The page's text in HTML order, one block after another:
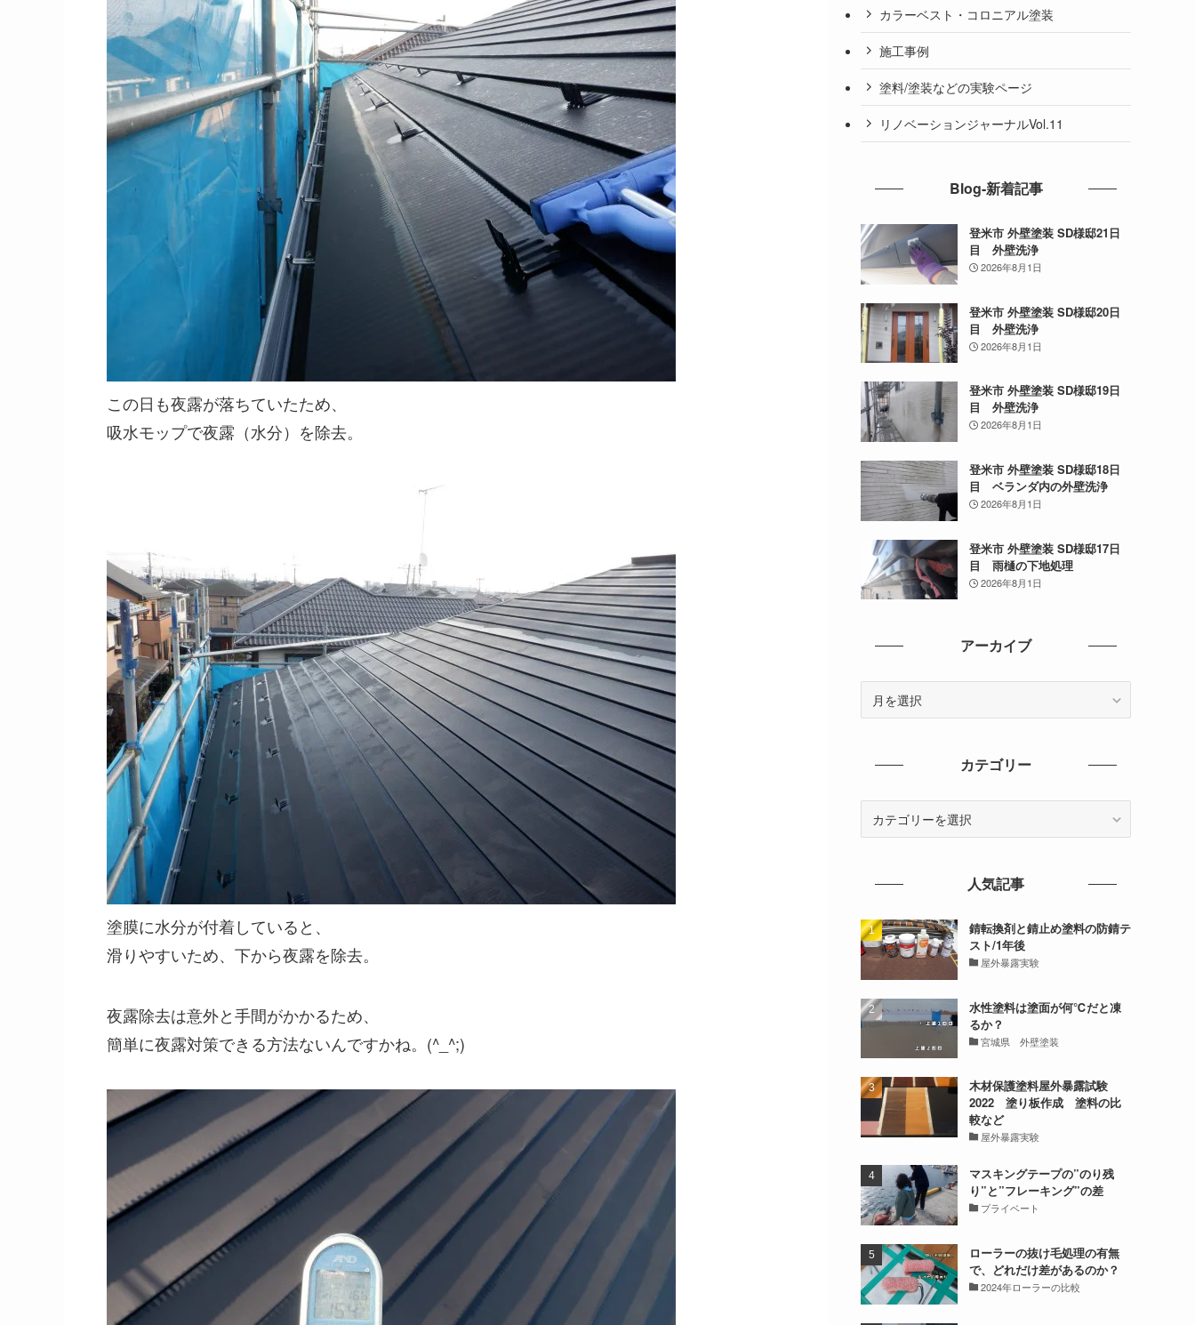
この日も夜露が落ちていたため、
吸水モップで夜露（水分）を除去。
塗膜に水分が付着していると、
滑りやすいため、下から夜露を除去。
夜露除去は意外と手間がかかるため、
簡単に夜露対策できる方法ないんですかね。(^_^;)
カラーベスト・コロニアル塗装
施工事例
塗料/塗装などの実験ページ
リノベーションジャーナルVol.11
Blog-新着記事
登米市 外壁塗装 SD様邸21日
目 外壁洗浄
2026年8月1日
登米市 外壁塗装 SD様邸20日
目 外壁洗浄
2026年8月1日
登米市 外壁塗装 SD様邸19日
目 外壁洗浄
2026年8月1日
登米市 外壁塗装 SD様邸18日
目 ベランダ内の外壁洗浄
2026年8月1日
登米市 外壁塗装 SD様邸17日
目 雨樋の下地処理
2026年8月1日
アーカイブ
カテゴリー
人気記事
錆転換剤と錆止め塗料の防錆テ
スト/1年後
屋外暴露実験
水性塗料は塗面が何℃だと凍
るか？
宮城県 外壁塗装
木材保護塗料屋外暴露試験
2022 塗り板作成 塗料の比
較など
屋外暴露実験
マスキングテープの”のり残
り”と”フレーキング”の差
プライベート
ローラーの抜け毛処理の有無
で、どれだけ差があるのか？
2024年ローラーの比較